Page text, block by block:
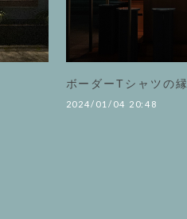
ボーダーTシャツの縁
2024/01/04 20:48